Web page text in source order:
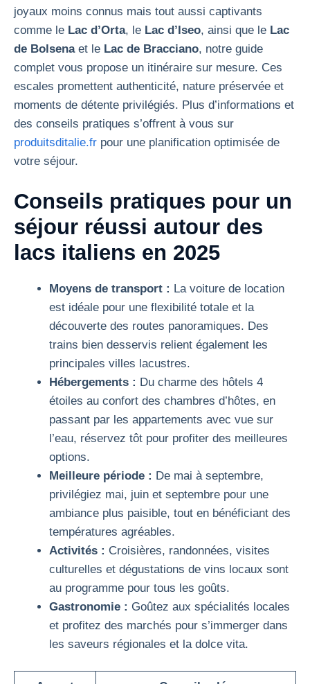
joyaux moins connus mais tout aussi captivants
comme le Lac d’Orta, le Lac d’Iseo, ainsi que le Lac
de Bolsenaet le Lac de Bracciano, notre guide
complet vous propose un itinéraire sur mesure. Ces
escales promettent authenticité, nature préservée et
moments de détente privilégiés. Plus d’informations et
des conseils pratiques s’offrent à vous sur
produitsditalie.fr pour une planification optimisée de
votre séjour.
Conseils pratiques pour un
séjour réussi autour des
lacs italiens en 2025
Moyens de transport : La voiture de location
est idéale pour une flexibilité totale et la
découverte des routes panoramiques. Des
trains bien desservis relient également les
principales villes lacustres.
Hébergements : Du charme des hôtels 4
étoiles au confort des chambres d’hôtes, en
passant par les appartements avec vue sur
l’eau, réservez tôt pour profiter des meilleures
options.
Meilleure période : De mai à septembre,
privilégiez mai, juin et septembre pour une
ambiance plus paisible, tout en bénéficiant des
températures agréables.
Activités : Croisières, randonnées, visites
culturelles et dégustations de vins locaux sont
au programme pour tous les goûts.
Gastronomie : Goûtez aux spécialités locales
et profitez des marchés pour s’immerger dans
les saveurs régionales et la dolce vita.